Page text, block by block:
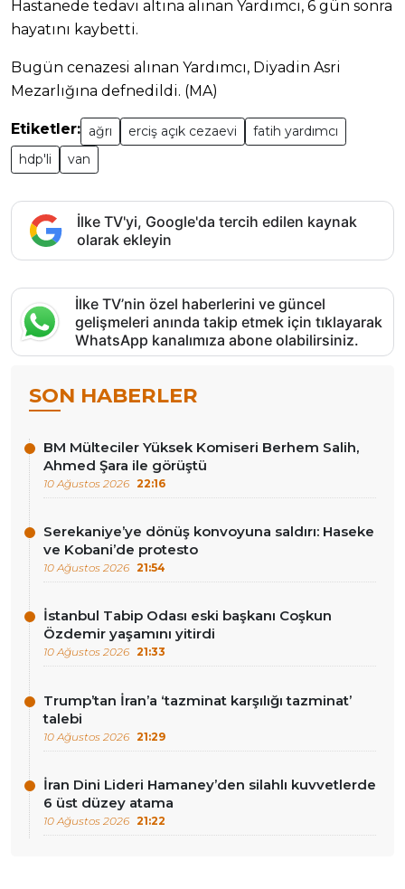
Hastanede tedavi altına alınan Yardımcı, 6 gün sonra
hayatını kaybetti.
Bugün cenazesi alınan Yardımcı, Diyadin Asri
Mezarlığına defnedildi. (MA)
Etiketler: ağrı erciş açık cezaevi
fatih yardımcı
hdp'li
van
İlke TV'yi, Google'da tercih edilen kaynak
olarak ekleyin
İlke TV’nin özel haberlerini ve güncel
gelişmeleri anında takip etmek için tıklayarak
WhatsApp kanalımıza abone olabilirsiniz.
SON HABERLER
BM Mülteciler Yüksek Komiseri Berhem Salih,
Ahmed Şara ile görüştü
10 Ağustos 2026 22:16
Serekaniye’ye dönüş konvoyuna saldırı: Haseke
ve Kobani’de protesto
10 Ağustos 2026 21:54
İstanbul Tabip Odası eski başkanı Coşkun
Özdemir yaşamını yitirdi
10 Ağustos 2026 21:33
Trump’tan İran’a ‘tazminat karşılığı tazminat’
talebi
10 Ağustos 2026 21:29
İran Dini Lideri Hamaney’den silahlı kuvvetlerde
6 üst düzey atama
10 Ağustos 2026 21:22